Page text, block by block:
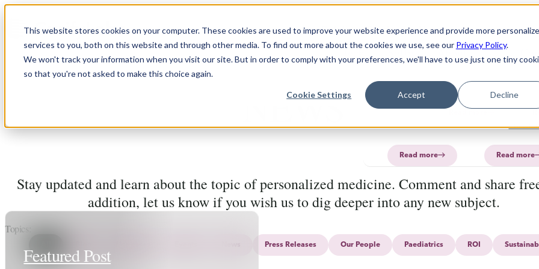
This website stores cookies on your computer. These cookies are used to improve your website experience and provide more
services to you, both on this website and through other media. To find out more about the cookies we use, see our Privacy Policy.
We won't track your information when you visit our site. But in order to comply with your preferences, we'll have to use just one tiny
so that you're not asked to make this choice again.
Cookie Settings Accept Decline
Skip to content
Solution
Technology
Read
more
FAQ
Read
Products
Software
Read more
Aurum
Read more
About
About
CurifyLabs
NEWS
Stay updated and learn about the topic of personalized medicine. Comment and share
addition, let us know if you wish us to dig deeper into any new subject.
Featured Post
Topics
Press Releases Our People Paediatrics ROI